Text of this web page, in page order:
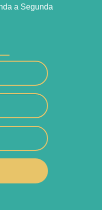
a Segunda